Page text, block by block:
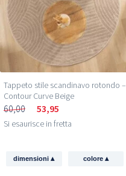
Tappeto stile scandinavo rotondo –
Contour Curve Beige
60,00 53,95
Si esaurisce in fretta
dimensioni▴ colore ▴